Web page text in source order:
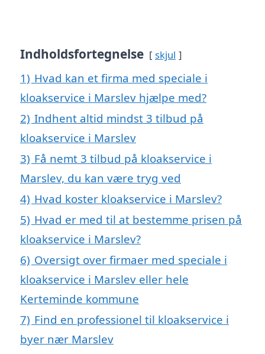
Indholdsfortegnelse skjul
1) Hvad kan et firma med speciale i
kloakservice i Marslev hjælpe med?
2) Indhent altid mindst 3 tilbud på
kloakservice i Marslev
3) Få nemt 3 tilbud på kloakservice i
Marslev, du kan være tryg ved
4) Hvad koster kloakservice i Marslev?
5) Hvad er med til at bestemme prisen på
kloakservice i Marslev?
6) Oversigt over firmaer med speciale i
kloakservice i Marslev eller hele
Kerteminde kommune
7) Find en professionel til kloakservice i
byer nær Marslev